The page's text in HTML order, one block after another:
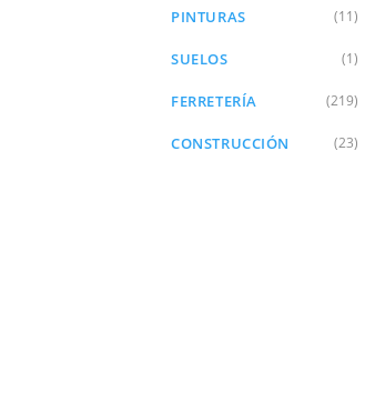
PINTURAS (11)
SUELOS (1)
FERRETERÍA (219)
CONSTRUCCIÓN (23)